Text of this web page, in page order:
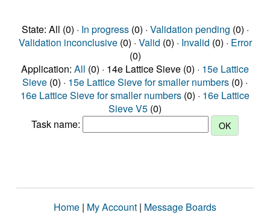
State: All (0) · In progress(0) · Validation pending (0) ·
Validation inconclusive(0) · Valid (0) · Invalid (0) · Error
(0)
Application: All (0) · 14e Lattice Sieve (0) · 15e Lattice
Sieve (0) · 15e Lattice Sieve for smaller numbers (0) ·
16e Lattice Sieve for smaller numbers (0) · 16e Lattice
Sieve V5 (0)
Task name:
Home | My Account | Message Boards